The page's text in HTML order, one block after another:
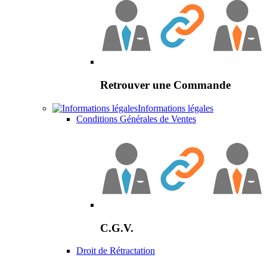
Retrouver une Commande
Informations légales
Conditions Générales de Ventes
C.G.V.
Droit de Rétractation